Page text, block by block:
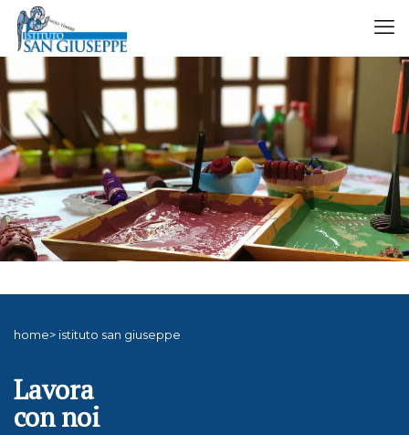
home> istituto san giuseppe
Lavora
con noi